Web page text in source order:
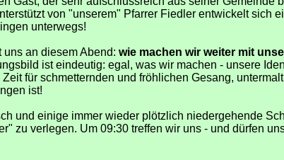
von "unserem" Pfarrer Fiedler entwickelt
unterwegs!
an diesem Abend: wie machen wir weiter mit
ist eindeutig: egal, was wir machen - unsere
für schmetternden und fröhlichen Gesang,
ist!
und einige immer wieder plötzlich niedergehende
zu verlegen. Um 09:30 treffen wir uns - und dürfen